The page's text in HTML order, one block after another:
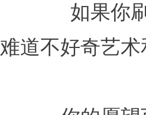
如果你
难道不好奇艺